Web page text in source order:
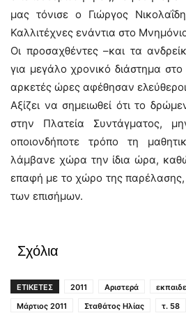
μας τόνισε ο Γιώργος
Καλλιτέχνες ενάντια στο
Οι προσαχθέντες –και τα
για μεγάλο χρονικό διάστημα
αρκετές ώρες αφέθησαν
Αξίζει να σημειωθεί ότι το
στην Πλατεία Συντάγματος,
οποιονδήποτε τρόπο τη
λάμβανε χώρα την ίδια ώρα,
επαφή με το χώρο της
των επισήμων.
Σχόλια
ΕΤΙΚΕΤΕΣ 2011 Αριστερά
Μάρτιος 2011
Σταθάτος Ηλίας τ. 58